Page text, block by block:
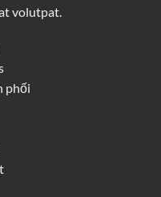
volutpat.
phối